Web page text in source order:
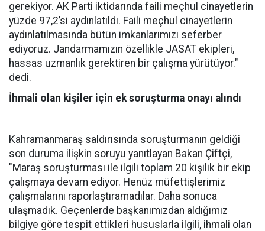
gerekiyor. AK Parti iktidarında faili meçhul cinayetlerin
yüzde 97,2’si aydınlatıldı. Faili meçhul cinayetlerin
aydınlatılmasında bütün imkanlarımızı seferber
ediyoruz. Jandarmamızın özellikle JASAT ekipleri,
hassas uzmanlık gerektiren bir çalışma yürütüyor."
dedi.
İhmali olan kişiler için ek soruşturma onayı alındı
Kahramanmaraş saldırısında soruşturmanın geldiği
son duruma ilişkin soruyu yanıtlayan Bakan Çiftçi,
"Maraş soruşturması ile ilgili toplam 20 kişilik bir ekip
çalışmaya devam ediyor. Henüz müfettişlerimiz
çalışmalarını raporlaştıramadılar. Daha sonuca
ulaşmadık. Geçenlerde başkanımızdan aldığımız
bilgiye göre tespit ettikleri hususlarla ilgili, ihmali olan